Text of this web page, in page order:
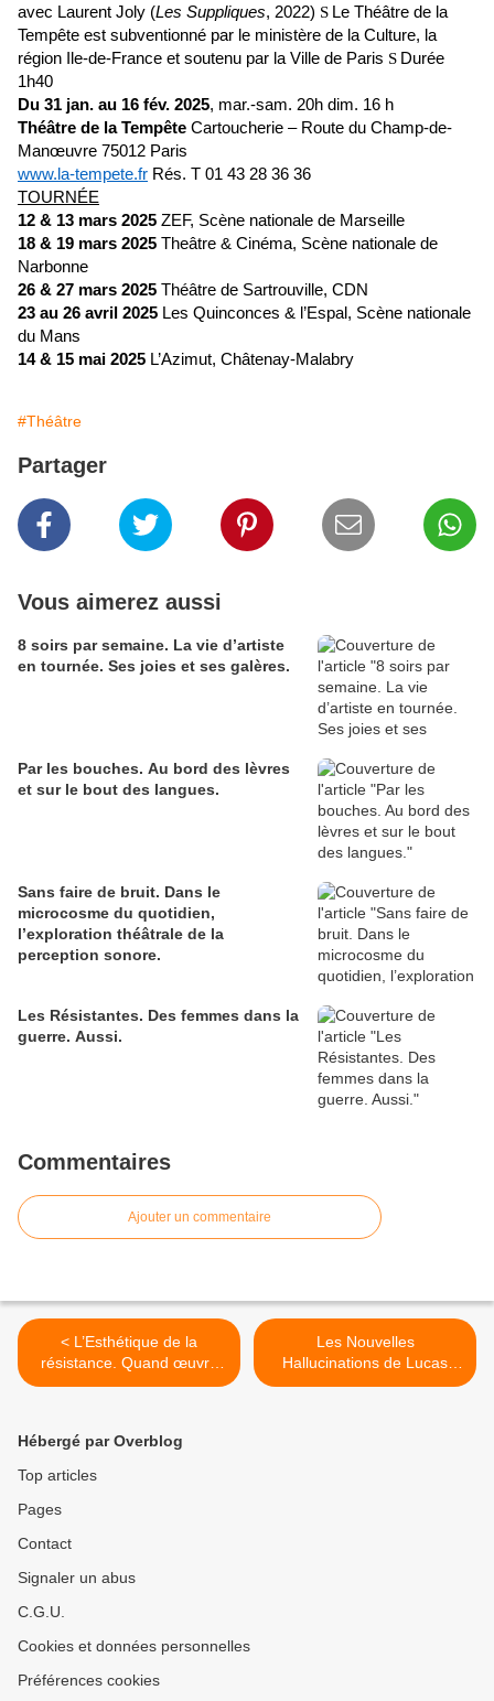
avec Laurent Joly (Les Suppliques, 2022) S Le Théâtre de la
Tempête est subventionné par le ministère de la Culture, la
région Ile-de-France et soutenu par la Ville de Paris S Durée
1h40
Du 31 jan. au 16 fév. 2025, mar.-sam. 20h dim. 16 h
Théâtre de la Tempête Cartoucherie – Route du Champ-de-
Manœuvre 75012 Paris
www.la-tempete.fr Rés. T 01 43 28 36 36
TOURNÉE
12 & 13 mars 2025 ZEF, Scène nationale de Marseille
18 & 19 mars 2025 Theâtre & Cinéma, Scène nationale de
Narbonne
26 & 27 mars 2025 Théâtre de Sartrouville, CDN
23 au 26 avril 2025 Les Quinconces & l’Espal, Scène nationale
du Mans
14 & 15 mai 2025 L’Azimut, Châtenay-Malabry
#Théâtre
Partager
Vous aimerez aussi
8 soirs par semaine. La vie d’artiste
en tournée. Ses joies et ses galères.
Par les bouches. Au bord des lèvres
et sur le bout des langues.
Sans faire de bruit. Dans le
microcosme du quotidien,
l’exploration théâtrale de la
perception sonore.
Les Résistantes. Des femmes dans la
guerre. Aussi.
Commentaires
Ajouter un commentaire
< L’Esthétique de la
résistance. Quand œuvre
d’art et résistance politique
Les Nouvelles
Hallucinations de Lucas
Cranach l’Ancien. Des
Hébergé par Overblog
Top articles
Pages
Contact
Signaler un abus
C.G.U.
Cookies et données personnelles
Préférences cookies